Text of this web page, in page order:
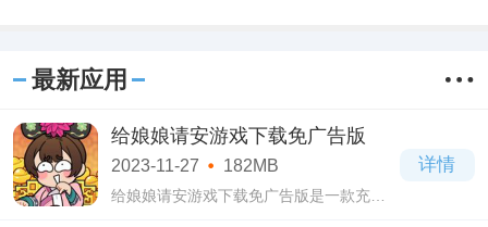
最新应用
给娘娘请安游戏下载免广告版
2023-11-27 182MB
给娘娘请安游戏下载免广告版是一款充满
详情